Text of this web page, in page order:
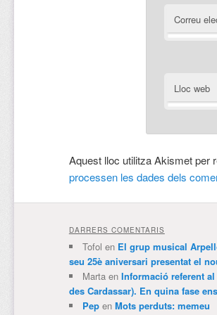
Correu
Lloc web
Aquest lloc utilitza Akismet
processen les dades dels
DARRERS COMENTARIS
Tofol en El grup musical
seu 25è aniversari presentat el
Martaen Informació referent
des Cardassar). En quina fase
Pepen Mots perduts: memeu